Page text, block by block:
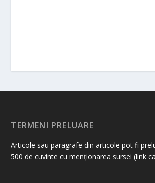
TERMENI PRELUARE
Articole sau paragrafe din articole pot fi
500 de cuvinte cu menționarea sursei (link